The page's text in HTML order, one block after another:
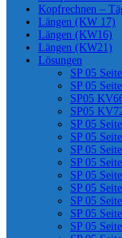
Kopfrechnen –
Längen (KW 17)
Längen (KW16)
Längen (KW21)
Lösungen
SP 05
SP 05
SP05
SP05
SP 05
SP 05
SP 05
SP 05
SP 05
SP 05
SP 05
SP 05
SP 05